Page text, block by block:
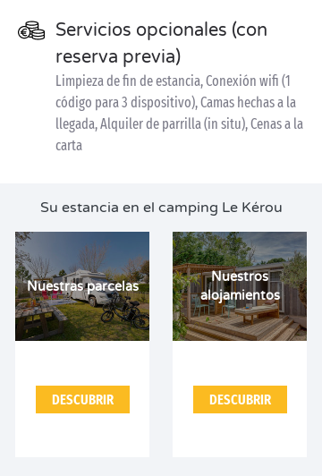
Servicios opcionales (con
reserva previa)
Limpieza de fin de estancia, Conexión wifi (1
código para 3 dispositivo), Camas hechas a la
llegada, Alquiler de parrilla (in situ), Cenas a la
carta
Su estancia en el camping Le Kérou
Nuestras parcelas
DESCUBRIR
Nuestros
alojamientos
DESCUBRIR